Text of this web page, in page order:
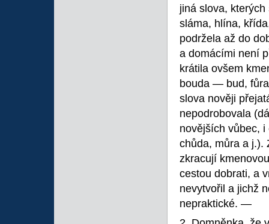
jiná slova,
sláma, hlína,
podržela až do
a domácími není
krátila ovšem
bouda — bud,
slova nověji
nepodrobovala
novějších vůbec, i
chůda, můra a j.).
zkracují
cestou dobrati, a
nevytvořil a jichž
nepraktické. —